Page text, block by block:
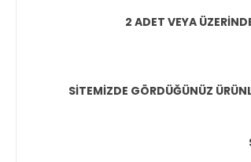
2 ADET VEYA
SİTEMİZDE GÖRDÜĞÜNÜZ